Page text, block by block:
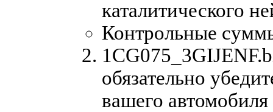
каталитического
Контрольные
обязательно
вашего автомобиля